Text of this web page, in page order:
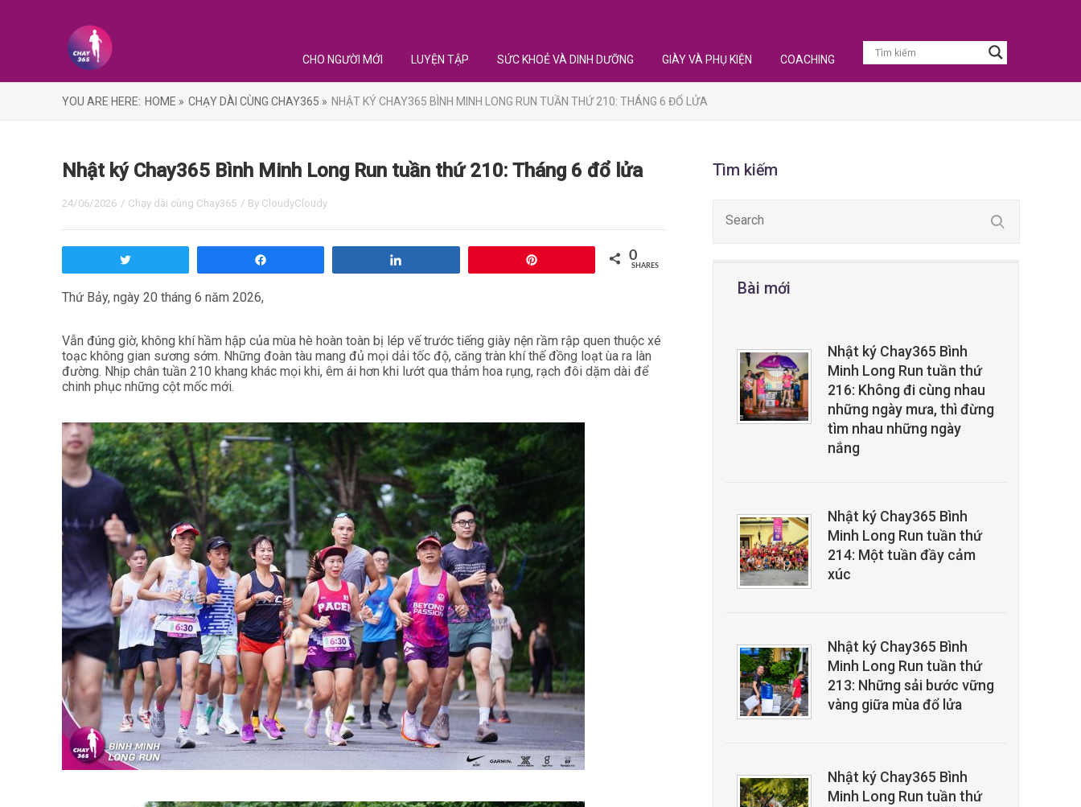
CHO NGƯỜI MỚI LUYỆN TẬP SỨC KHOẺ VÀ DINH DƯỠNG GIÀY VÀ PHỤ KIỆN COACHING
YOU ARE HERE: HOME » CHẠY DÀI CÙNG CHAY365 » NHẬT KÝ CHAY365 BÌNH MINH LONG RUN TUẦN THỨ 210: THÁNG 6 ĐỔ LỬA
Tìm kiếm
Bài mới
Nhật ký Chay365 Bình
Minh Long Run tuần thứ
216: Không đi cùng nhau
những ngày mưa, thì đừng
tìm nhau những ngày
nắng
Nhật ký Chay365 Bình
Minh Long Run tuần thứ
214: Một tuần đầy cảm
xúc
Nhật ký Chay365 Bình
Minh Long Run tuần thứ
213: Những sải bước vững
vàng giữa mùa đổ lửa
Nhật ký Chay365 Bình
Minh Long Run tuần thứ
Nhật ký Chay365 Bình Minh Long Run tuần thứ 210: Tháng 6 đổ lửa
24/06/2026 / Chạy dài cùng Chay365 / By CloudyCloudy
0
SHARES
Thứ Bảy, ngày 20 tháng 6 năm 2026,
Vẫn đúng giờ, không khí hầm hập của mùa hè hoàn toàn bị lép vế trước tiếng giày nện rầm rập quen thuộc xé
toạc không gian sương sớm. Những đoàn tàu mang đủ mọi dải tốc độ, căng tràn khí thế đồng loạt ùa ra làn
đường. Nhịp chân tuần 210 khang khác mọi khi, êm ái hơn khi lướt qua thảm hoa rụng, rạch đôi dặm dài để
chinh phục những cột mốc mới.